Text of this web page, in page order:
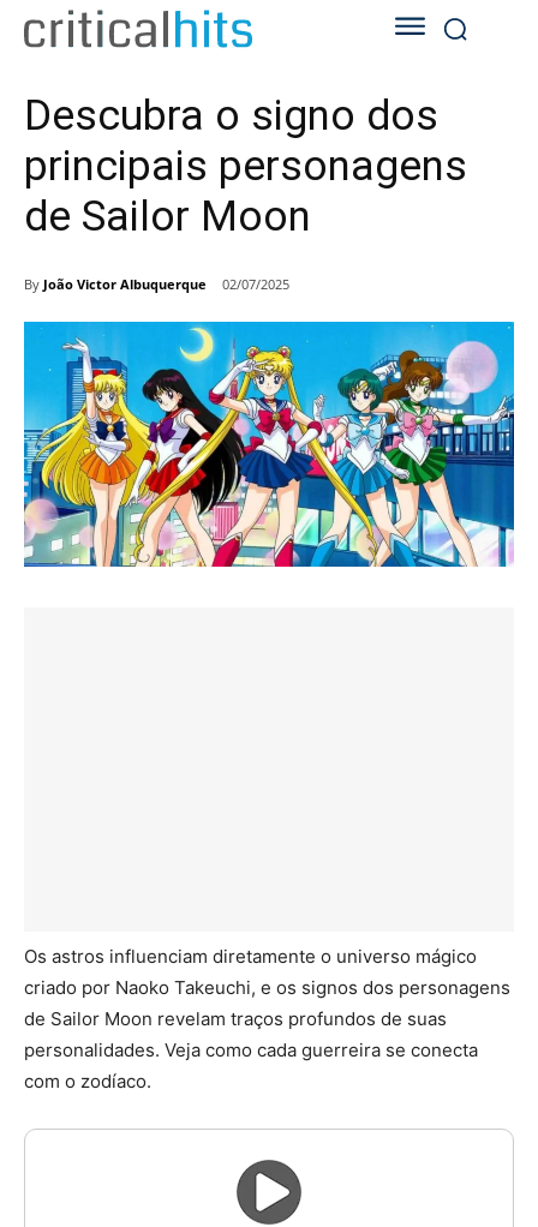
Descubra o signo dos
principais personagens
de Sailor Moon
By João Victor Albuquerque 02/07/2025
Os astros influenciam diretamente o universo mágico
criado por Naoko Takeuchi, e os signos dos personagens
de Sailor Moon revelam traços profundos de suas
personalidades. Veja como cada guerreira se conecta
com o zodíaco.